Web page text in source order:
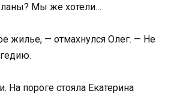
Мы же хотели…
жилье, — отмахнулся Олег. — Не
На пороге стояла Екатерина